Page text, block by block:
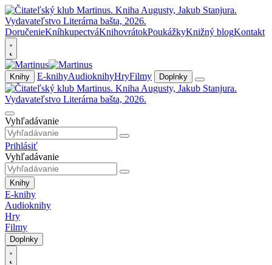
DoručenieKníhkupectváKnihovrátokPoukážkyKnižný blogKontakt
Knihy E-knihyAudioknihyHryFilmy Doplnky
Vyhľadávanie
Prihlásiť
Vyhľadávanie
Knihy
E-knihy
Audioknihy
Hry
Filmy
Doplnky